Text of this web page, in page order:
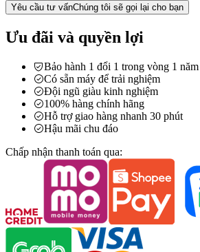
Yêu cầu tư vấnChúng tôi sẽ gọi lại cho bạn
Ưu đãi và quyền lợi
Bảo hành 1 đổi 1 trong vòng 1 năm
Có sẵn máy để trải nghiệm
Đội ngũ giàu kinh nghiệm
100% hàng chính hãng
Hỗ trợ giao hàng nhanh 30 phút
Hậu mãi chu đáo
Chấp nhận thanh toán qua: